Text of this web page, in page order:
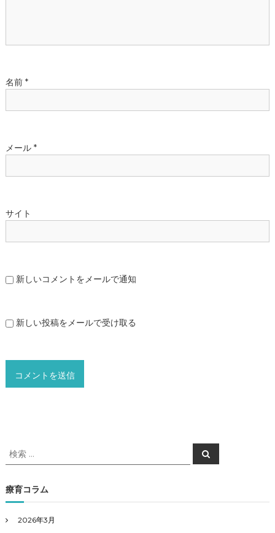
名前 *
メール *
サイト
新しいコメントをメールで通知
新しい投稿をメールで受け取る
検
索
象
:
検
索
療育コラム
2026年3月